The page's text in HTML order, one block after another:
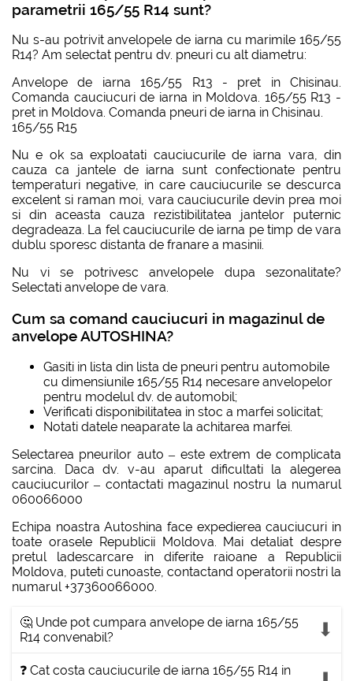
parametrii 165/55 R14 sunt?
Nu s-au potrivit anvelopele de iarna cu marimile 165/55
R14? Am selectat pentru dv. pneuri cu alt diametru:
Anvelope de iarna 165/55 R13 - pret in Chisinau.
Comanda cauciucuri de iarna in Moldova. 165/55 R13 -
pret in Moldova. Comanda pneuri de iarna in Chisinau.
165/55 R15
Nu e ok sa exploatati cauciucurile de iarna vara, din
cauza ca jantele de iarna sunt confectionate pentru
temperaturi negative, in care cauciucurile se descurca
excelent si raman moi, vara cauciucurile devin prea moi
si din aceasta cauza rezistibilitatea jantelor puternic
degradeaza. La fel cauciucurile de iarna pe timp de vara
dublu sporesc distanta de franare a masinii.
Nu vi se potrivesc anvelopele dupa sezonalitate?
Selectati anvelope de vara.
Cum sa comand cauciucuri in magazinul de
anvelope AUTOSHINA?
Gasiti in lista din lista de pneuri pentru automobile
cu dimensiunile 165/55 R14 necesare anvelopelor
pentru modelul dv. de automobil;
Verificati disponibilitatea in stoc a marfei solicitat;
Notati datele neaparate la achitarea marfei.
Selectarea pneurilor auto – este extrem de complicata
sarcina. Daca dv. v-au aparut dificultati la alegerea
cauciucurilor – contactati magazinul nostru la numarul
060066000
Echipa noastra Autoshina face expedierea cauciucuri in
toate orasele Republicii Moldova. Mai detaliat despre
pretul ladescarcare in diferite raioane a Republicii
Moldova, puteti cunoaste, contactand operatorii nostri la
numarul +37360066000.
🤔 Unde pot cumpara anvelope de iarna 165/55
R14 convenabil?
❓ Cat costa cauciucurile de iarna 165/55 R14 in